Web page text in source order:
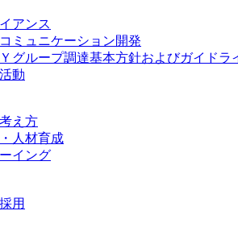
アンス
ミュニケーション開発
グループ調達基本方針およびガイドラ
動
え方
人材育成
イング
用